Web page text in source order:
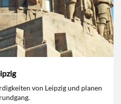
von Leipzig und planen